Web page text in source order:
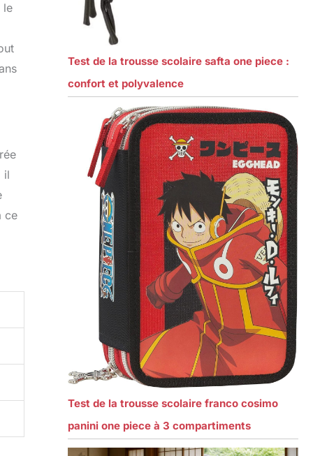
le
il
ce
Test de la trousse scolaire safta one piece :
confort et polyvalence
Test de la trousse scolaire franco cosimo
panini one piece à 3 compartiments